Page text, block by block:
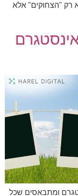
רק "הצחוקים" אלא
ומתבאסים שכל